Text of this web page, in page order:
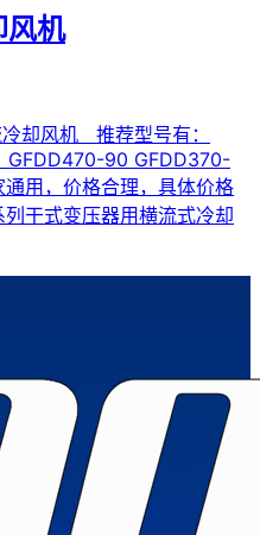
机
却风机 推荐型号有：
GFDD470-90 GFDD370-
用，价格合理，具体价格
干式变压器用横流式冷却